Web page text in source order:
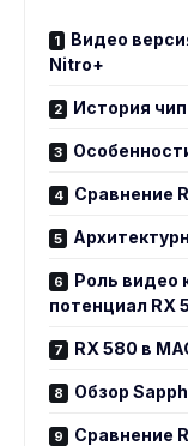
Видео
Nitro+
История
Сравнение
Роль видео
потенциал RX
RX 580 в
Обзор
Сравнение